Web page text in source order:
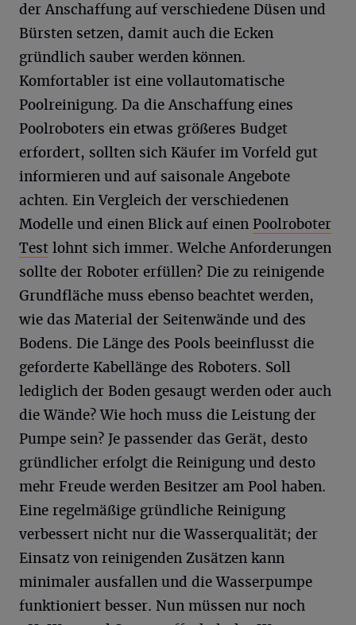
der Anschaffung auf verschiedene Düsen und
Bürsten setzen, damit auch die Ecken
gründlich sauber werden können.
Komfortabler ist eine vollautomatische
Poolreinigung. Da die Anschaffung eines
Poolroboters ein etwas größeres Budget
erfordert, sollten sich Käufer im Vorfeld gut
informieren und auf saisonale Angebote
achten. Ein Vergleich der verschiedenen
Modelle und einen Blick auf einen Poolroboter
Test lohnt sich immer. Welche Anforderungen
sollte der Roboter erfüllen? Die zu reinigende
Grundfläche muss ebenso beachtet werden,
wie das Material der Seitenwände und des
Bodens. Die Länge des Pools beeinflusst die
geforderte Kabellänge des Roboters. Soll
lediglich der Boden gesaugt werden oder auch
die Wände? Wie hoch muss die Leistung der
Pumpe sein? Je passender das Gerät, desto
gründlicher erfolgt die Reinigung und desto
mehr Freude werden Besitzer am Pool haben.
Eine regelmäßige gründliche Reinigung
verbessert nicht nur die Wasserqualität; der
Einsatz von reinigenden Zusätzen kann
minimaler ausfallen und die Wasserpumpe
funktioniert besser. Nun müssen nur noch